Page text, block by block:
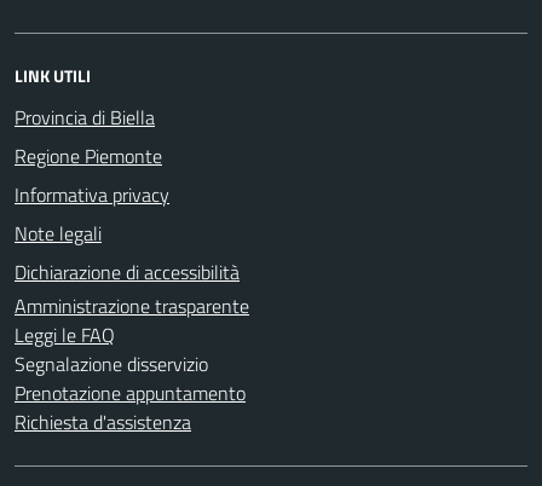
LINK UTILI
Provincia di Biella
Regione Piemonte
Informativa privacy
Note legali
Dichiarazione di accessibilità
Amministrazione trasparente
Leggi le FAQ
Segnalazione disservizio
Prenotazione appuntamento
Richiesta d'assistenza